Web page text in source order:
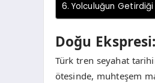
Yolculuğun
Doğu
Türk tren seyahat
ötesinde, muhteşem